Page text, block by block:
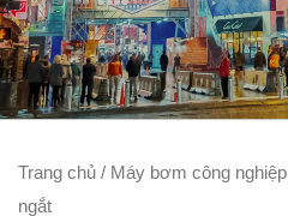
Trang chủ / Máy bơm công nghiệp
ngắt